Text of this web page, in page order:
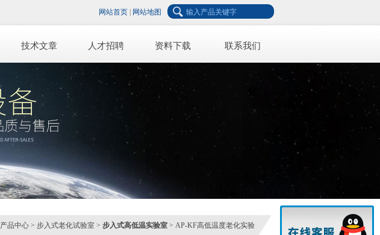
网站首页 网站地图
技术文章 人才招聘 资料下载 联系我们
产品中心 > 步入式老化试验室 > 步入式高低温实验室 > AP-KF高低温度老化实验